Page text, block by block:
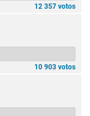
12 357 votos
10 903 votos